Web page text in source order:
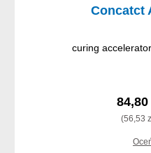
Concatct
84,80
(56,53